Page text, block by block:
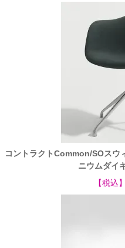
コントラクトCommon/SOスウ
ニウムダイ
【税込